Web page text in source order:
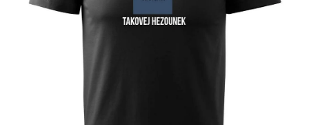
OKAMŽITĚ K ODBĚRU